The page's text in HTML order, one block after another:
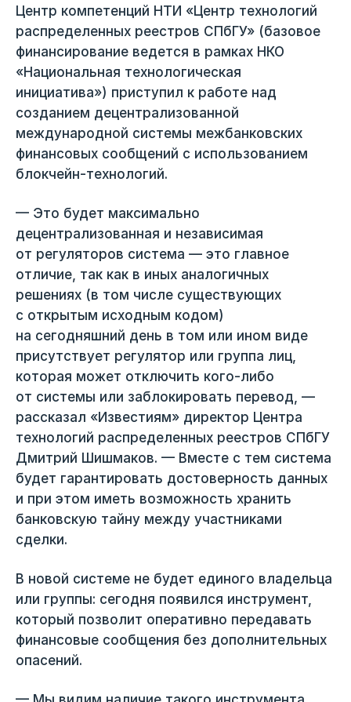
Центр компетенций НТИ «Центр технологий
распределенных реестров СПбГУ» (базовое
финансирование ведется в рамках НКО
«Национальная технологическая
инициатива») приступил к работе над
созданием децентрализованной
международной системы межбанковских
финансовых сообщений с использованием
блокчейн-технологий.
— Это будет максимально
децентрализованная и независимая
от регуляторов система — это главное
отличие, так как в иных аналогичных
решениях (в том числе существующих
с открытым исходным кодом)
на сегодняшний день в том или ином виде
присутствует регулятор или группа лиц,
которая может отключить кого-либо
от системы или заблокировать перевод, —
рассказал «Известиям» директор Центра
технологий распределенных реестров СПбГУ
Дмитрий Шишмаков. — Вместе с тем система
будет гарантировать достоверность данных
и при этом иметь возможность хранить
банковскую тайну между участниками
сделки.
В новой системе не будет единого владельца
или группы: сегодня появился инструмент,
который позволит оперативно передавать
финансовые сообщения без дополнительных
опасений.